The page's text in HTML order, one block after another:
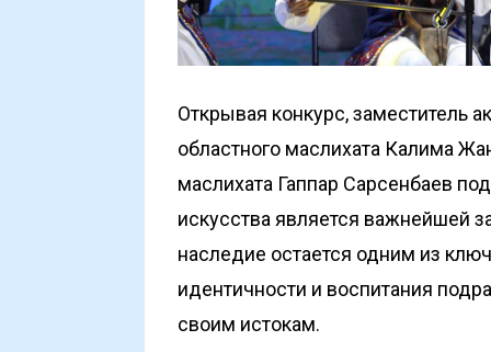
Открывая конкурс, заместитель
областного маслихата Калима
маслихата Гаппар Сарсенбаев
искусства является важнейшей
наследие остается одним из
идентичности и воспитания
своим истокам.